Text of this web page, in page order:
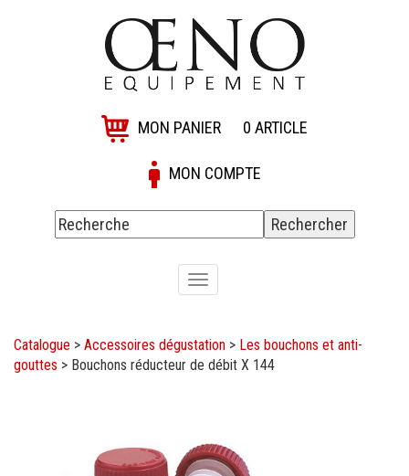
MON PANIER 0 ARTICLE
MON COMPTE
Toggle
navigation
Catalogue > Accessoires dégustation > Les bouchons et anti-
gouttes > Bouchons réducteur de débit X 144